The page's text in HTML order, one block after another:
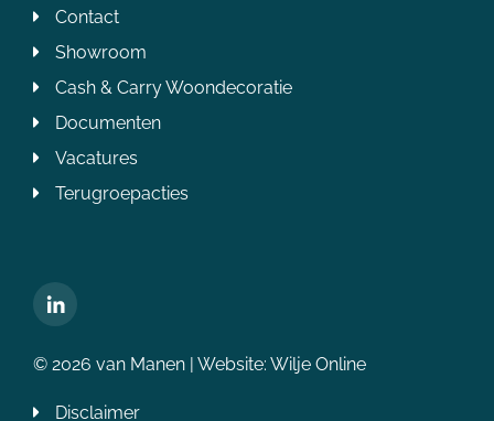
Contact
Showroom
Cash & Carry Woondecoratie
Documenten
Vacatures
Terugroepacties
© 2026 van Manen | Website: Wilje Online
Disclaimer